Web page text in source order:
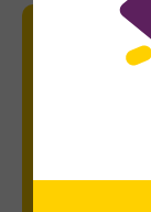
Iscriviti